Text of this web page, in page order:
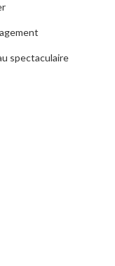
spectaculaire